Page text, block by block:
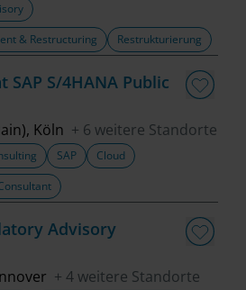
& Restructuring
Restrukturierung
SAP S/4HANA Public
Köln + 6 weitere Standorte
SAP
Cloud
Advisory
+ 4 weitere Standorte